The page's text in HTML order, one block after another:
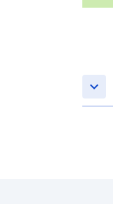
keyboard_arrow_down